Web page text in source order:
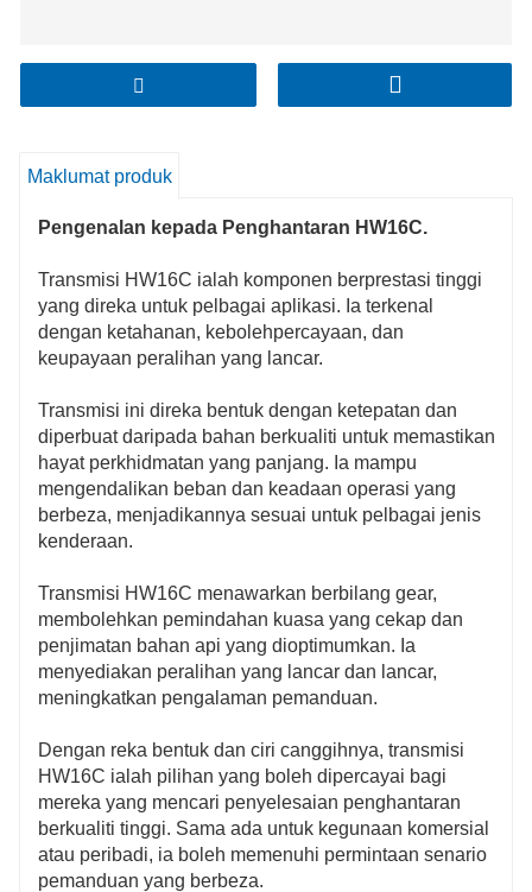
Maklumat produk
Pengenalan kepada Penghantaran HW16C.
Transmisi HW16C ialah komponen berprestasi tinggi
yang direka untuk pelbagai aplikasi. Ia terkenal
dengan ketahanan, kebolehpercayaan, dan
keupayaan peralihan yang lancar.
Transmisi ini direka bentuk dengan ketepatan dan
diperbuat daripada bahan berkualiti untuk memastikan
hayat perkhidmatan yang panjang. Ia mampu
mengendalikan beban dan keadaan operasi yang
berbeza, menjadikannya sesuai untuk pelbagai jenis
kenderaan.
Transmisi HW16C menawarkan berbilang gear,
membolehkan pemindahan kuasa yang cekap dan
penjimatan bahan api yang dioptimumkan. Ia
menyediakan peralihan yang lancar dan lancar,
meningkatkan pengalaman pemanduan.
Dengan reka bentuk dan ciri canggihnya, transmisi
HW16C ialah pilihan yang boleh dipercayai bagi
mereka yang mencari penyelesaian penghantaran
berkualiti tinggi. Sama ada untuk kegunaan komersial
atau peribadi, ia boleh memenuhi permintaan senario
pemanduan yang berbeza.